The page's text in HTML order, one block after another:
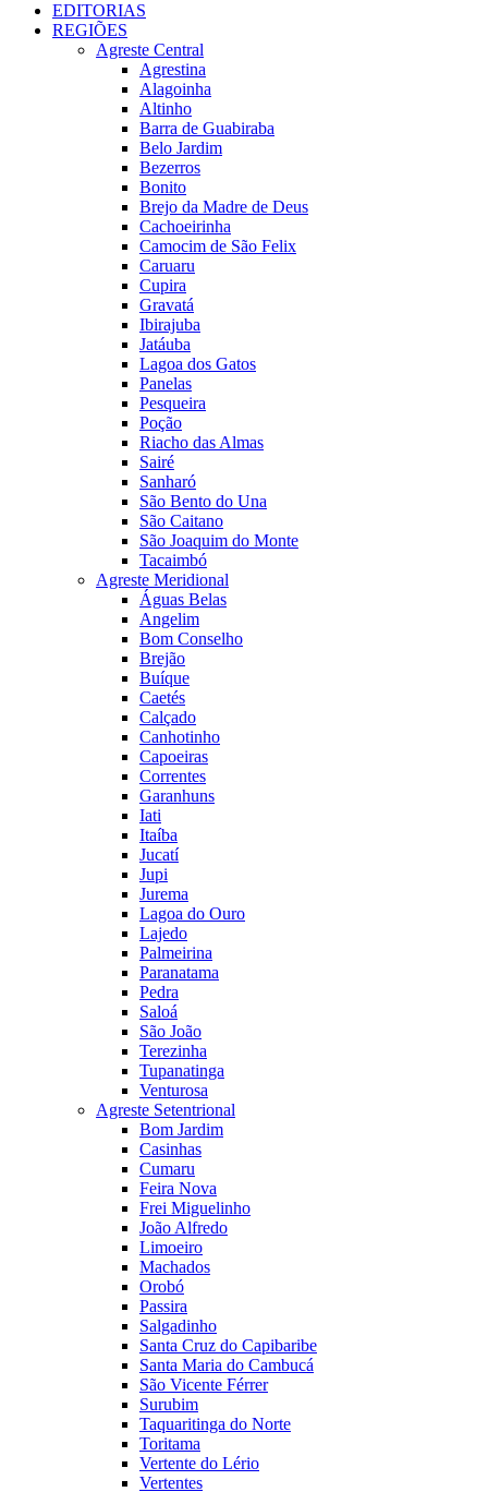
EDITORIAS
REGIÕES
Agreste Central
Agrestina
Alagoinha
Altinho
Barra de Guabiraba
Belo Jardim
Bezerros
Bonito
Brejo da Madre de Deus
Cachoeirinha
Camocim de São Felix
Caruaru
Cupira
Gravatá
Ibirajuba
Jatáuba
Lagoa dos Gatos
Panelas
Pesqueira
Poção
Riacho das Almas
Sairé
Sanharó
São Bento do Una
São Caitano
São Joaquim do Monte
Tacaimbó
Agreste Meridional
Águas Belas
Angelim
Bom Conselho
Brejão
Buíque
Caetés
Calçado
Canhotinho
Capoeiras
Correntes
Garanhuns
Iati
Itaíba
Jucatí
Jupi
Jurema
Lagoa do Ouro
Lajedo
Palmeirina
Paranatama
Pedra
Saloá
São João
Terezinha
Tupanatinga
Venturosa
Agreste Setentrional
Bom Jardim
Casinhas
Cumaru
Feira Nova
Frei Miguelinho
João Alfredo
Limoeiro
Machados
Orobó
Passira
Salgadinho
Santa Cruz do Capibaribe
Santa Maria do Cambucá
São Vicente Férrer
Surubim
Taquaritinga do Norte
Toritama
Vertente do Lério
Vertentes